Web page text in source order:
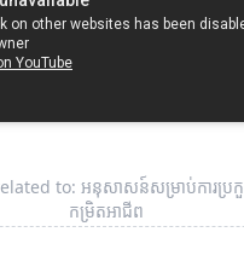
to: អនុសាសន៍សម្រាប់ការប្រកួ
កម្រិតអាជីព